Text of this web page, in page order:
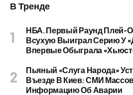
В Тренде
НБА. Первый Раунд Плей-
Всухую Выиграл Серию У
Впервые Обыграла
Пьяный «слуга Народа»
Въезде В Киев: СМИ
Информацию Об Аварии